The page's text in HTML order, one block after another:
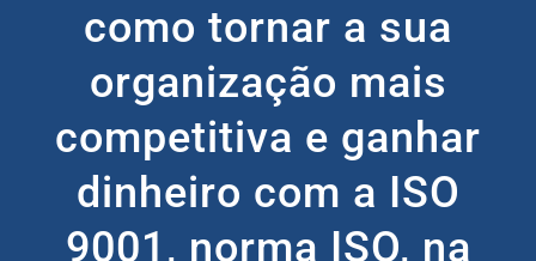
como tornar a sua
organização mais
competitiva e ganhar
dinheiro com a ISO
9001, norma ISO, na